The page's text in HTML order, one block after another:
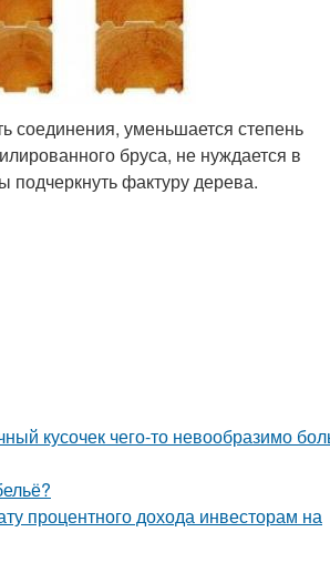
соединения, уменьшается степень
бруса, не нуждается в
подчеркнуть фактуру дерева.
кусочек чего-то невообразимо
процентного дохода инвесторам на